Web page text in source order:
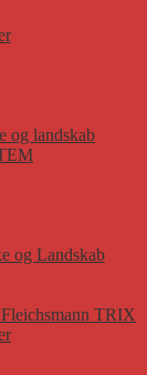
og landskab
og Landskab
TRIX